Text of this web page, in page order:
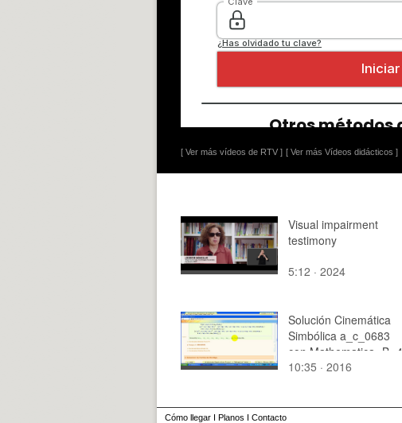
[ Ver más vídeos de RTV ] [ Ver más Vídeos didácticos ]
Visual impairment
testimony
5:12 · 2024
Solución Cinemática
Simbólica a_c_0683
con Mathematica -B- 4
de 6
10:35 · 2016
Cómo llegar I Planos I Contacto